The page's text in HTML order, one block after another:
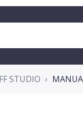
STUDIO